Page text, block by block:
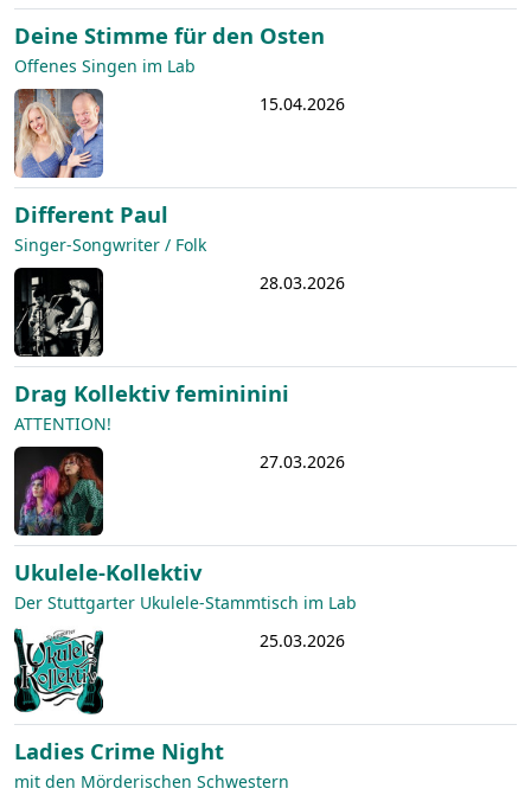
Deine Stimme für den Osten
Offenes Singen im Lab
15.04.2026
Different Paul
Singer-Songwriter / Folk
28.03.2026
Drag Kollektiv femininini
ATTENTION!
27.03.2026
Ukulele-Kollektiv
Der Stuttgarter Ukulele-Stammtisch im Lab
25.03.2026
Ladies Crime Night
mit den Mörderischen Schwestern